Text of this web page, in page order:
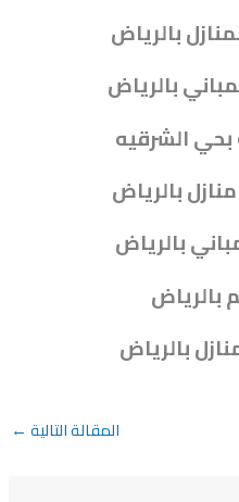
بالرياض
بالرياض
الشرقيه
بالرياض
بالرياض
بالرياض
بالرياض
المقالة التالية ←